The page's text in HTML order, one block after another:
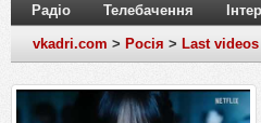
Радіо Телебачення
vkadri.com > Росія > Last videos